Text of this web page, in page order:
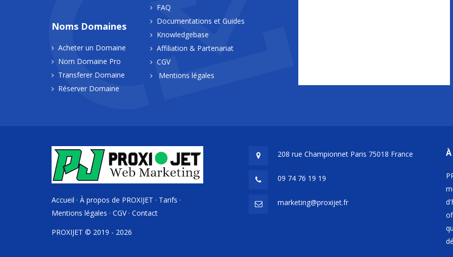
Noms Domaines
Acheter un Domaine
Nom Domaine Pro
Transferer Domaine
Réserver Domaine
FAQ
Documentations et Guides
Knowledgebase
Affiliation & Partenariat
CGV
Mentions légales
Accueil · À propos de PROXIJET · Tarifs ·
Mentions légales · CGV· Contact
PROXIJET © 2019 - 2026
208 rue Championnet Paris 75018 France
09 74 76 19 19
marketing@proxijet.fr